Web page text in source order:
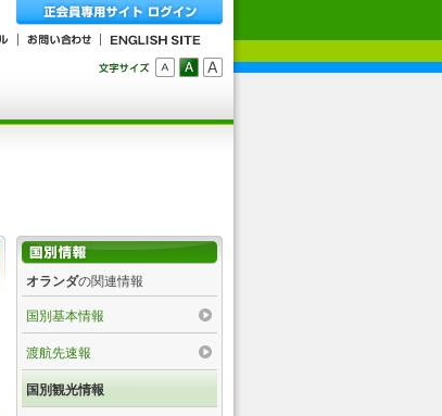
オランダの関連情報
国別基本情報
渡航先速報
国別観光情報